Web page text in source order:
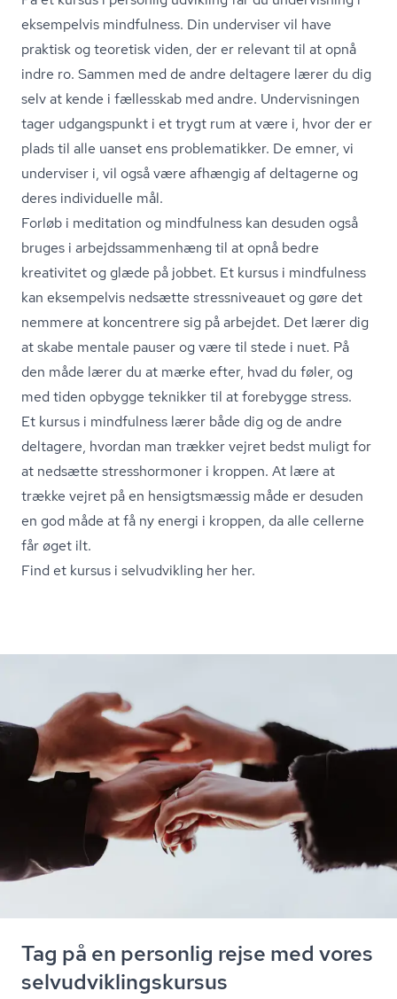
eksempelvis mindfulness. Din underviser vil have
praktisk og teoretisk viden, der er relevant til at opnå
indre ro. Sammen med de andre deltagere lærer du dig
selv at kende i fællesskab med andre. Undervisningen
tager udgangspunkt i et trygt rum at være i, hvor der er
plads til alle uanset ens problematikker. De emner, vi
underviser i, vil også være afhængig af deltagerne og
deres individuelle mål.
Forløb i meditation og mindfulness kan desuden også
bruges i ar­bejds­sam­men­hæng til at opnå bedre
kreativitet og glæde på jobbet. Et kursus i mindfulness
kan eksempelvis nedsætte stressniveauet og gøre det
nemmere at koncentrere sig på arbejdet. Det lærer dig
at skabe mentale pauser og være til stede i nuet. På
den måde lærer du at mærke efter, hvad du føler, og
med tiden opbygge teknikker til at forebygge stress.
Et kursus i mindfulness lærer både dig og de andre
deltagere, hvordan man trækker vejret bedst muligt for
at nedsætte stresshormoner i kroppen. At lære at
trække vejret på en hensigtsmæssig måde er desuden
en god måde at få ny energi i kroppen, da alle cellerne
får øget ilt.
Find et kursus i selvudvikling her her.
Tag på en personlig rejse med vores
sel­v­ud­vik­lings­kur­sus